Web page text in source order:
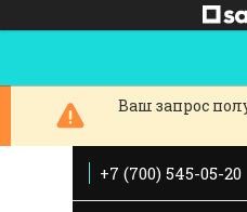
Ваш запрос
+7 (700) 545-05-20